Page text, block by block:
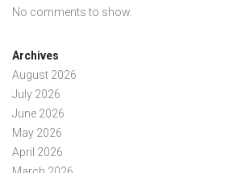
No comments to show.
Archives
August 2026
July 2026
June 2026
May 2026
April 2026